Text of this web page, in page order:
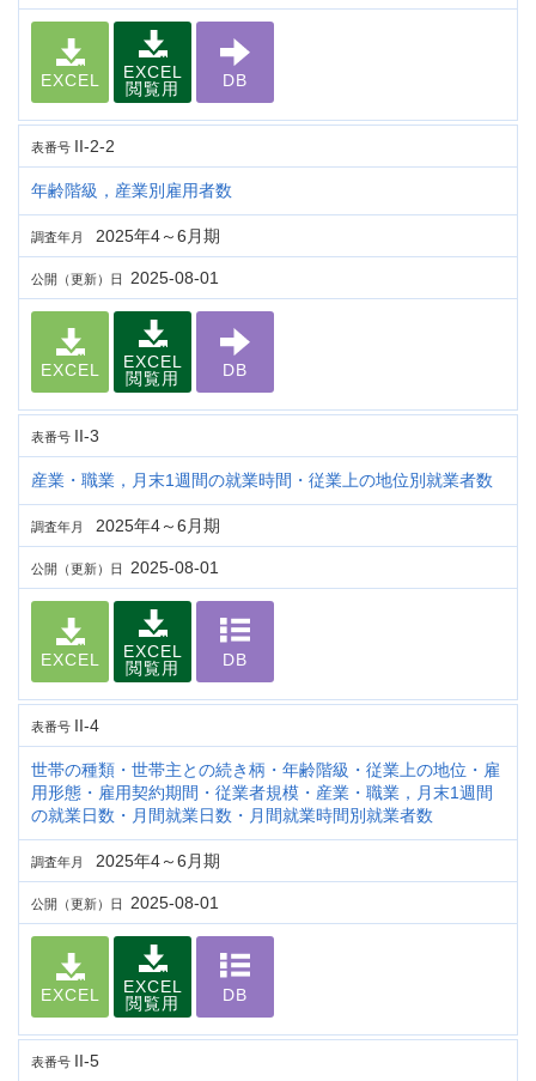
EXCEL
EXCEL
閲覧用
DB
表番号 II-2-2
年齢階級，産業別雇用者数
調査年月 2025年4～6月期
公開（更新）日 2025-08-01
EXCEL
EXCEL
閲覧用
DB
表番号 II-3
産業・職業，月末1週間の就業時間・従業上の地位別就業者数
調査年月 2025年4～6月期
公開（更新）日 2025-08-01
EXCEL
EXCEL
閲覧用
DB
表番号 II-4
世帯の種類・世帯主との続き柄・年齢階級・従業上の地位・雇
用形態・雇用契約期間・従業者規模・産業・職業，月末1週間
の就業日数・月間就業日数・月間就業時間別就業者数
調査年月 2025年4～6月期
公開（更新）日 2025-08-01
EXCEL
EXCEL
閲覧用
DB
表番号 II-5